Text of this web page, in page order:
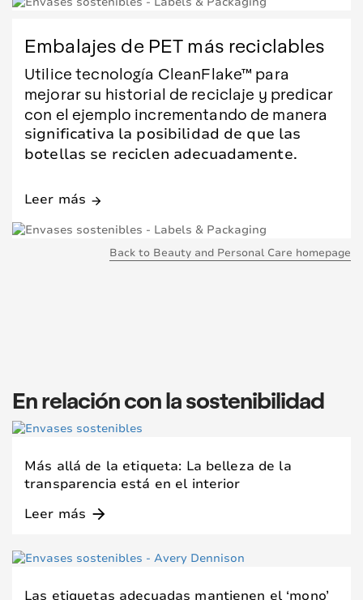
Embalajes de PET más reciclables
Utilice tecnología CleanFlake™ para
mejorar su historial de reciclaje y predicar
con el ejemplo incrementando de manera
significativa la posibilidad de que las
botellas se reciclen adecuadamente.
Leer más arrow_forward
Back to Beauty and Personal Care homepage
En relación con la sostenibilidad
Más allá de la etiqueta: La belleza de la
transparencia está en el interior
Leer más arrow_forward
Las etiquetas adecuadas mantienen el ‘mono’